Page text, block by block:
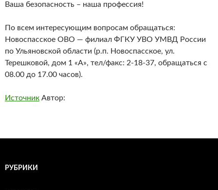
Ваша безопасность – наша профессия!
По всем интересующим вопросам обращаться:
Новоспасское ОВО — филиал ФГКУ УВО УМВД России
по Ульяновской области (р.п. Новоспасское, ул.
Терешковой, дом 1 «А», тел/факс: 2-18-37, обращаться с
08.00 до 17.00 часов).
Источник Автор:
РУБРИКИ